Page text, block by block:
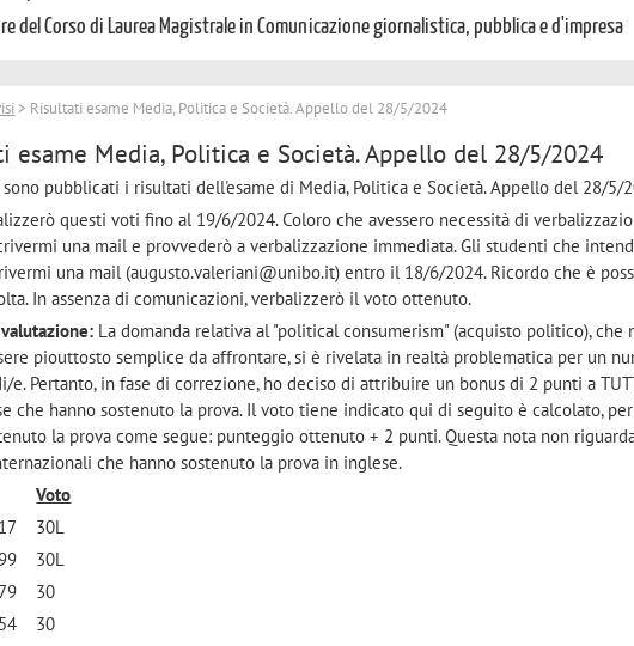
del Corso di Laurea Magistrale in Comunicazione giornalistica, pubblica e d'impresa
> Risultati esame Media, Politica e Società. Appello del 28/5/2024
esame Media, Politica e Società. Appello del 28/5/2024
pubblicati i risultati dell'esame di Media, Politica e Società. Appello del 28/5/
questi voti fino al 19/6/2024. Coloro che avessero necessità di
una mail e provvederò a verbalizzazione immediata. Gli studenti che
una mail (augusto.valeriani@unibo.it) entro il 18/6/2024. Ricordo che è
In assenza di comunicazioni, verbalizzerò il voto ottenuto.
La domanda relativa al "political consumerism" (acquisto politico), che
piouttosto semplice da affrontare, si è rivelata in realtà problematica per un
e. Pertanto, in fase di correzione, ho deciso di attribuire un bonus di 2 punti a
che hanno sostenuto la prova. Il voto tiene indicato qui di seguito è calcolato,
la prova come segue: punteggio ottenuto + 2 punti. Questa nota non
che hanno sostenuto la prova in inglese.
Voto
30L
30L
30
30